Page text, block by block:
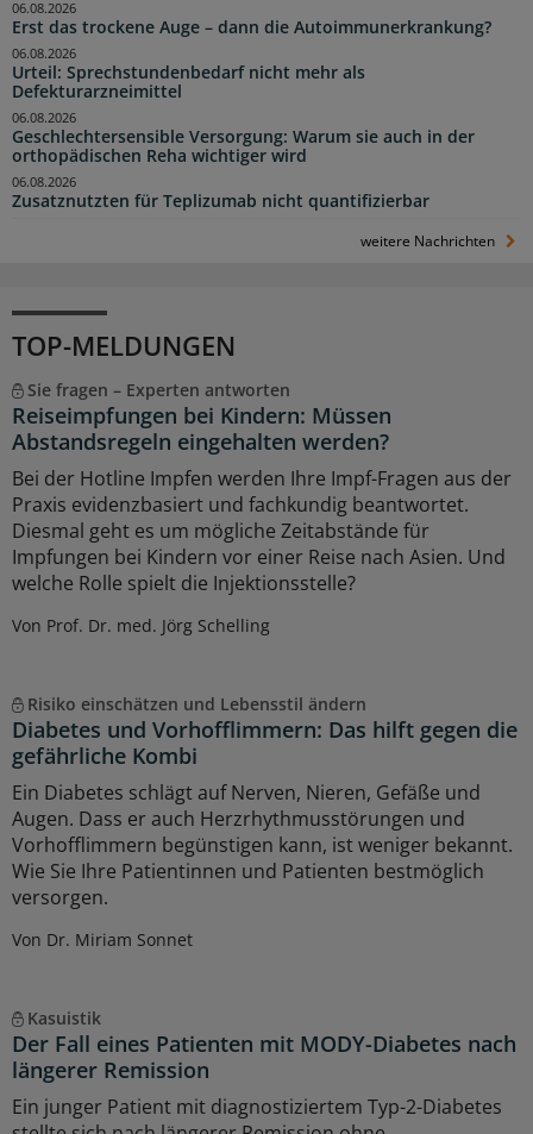
Erst das trockene Auge – dann die Autoimmunerkrankung?
06.08.2026
Urteil: Sprechstundenbedarf nicht mehr als
Defekturarzneimittel
06.08.2026
Geschlechtersensible Versorgung: Warum sie auch in der
orthopädischen Reha wichtiger wird
06.08.2026
Zusatznutzten für Teplizumab nicht quantifizierbar
06.08.2026
weitere Nachrichten
TOP-MELDUNGEN
Sie fragen – Experten antworten
Reiseimpfungen bei Kindern: Müssen
Abstandsregeln eingehalten werden?
Bei der Hotline Impfen werden Ihre Impf-Fragen aus der
Praxis evidenzbasiert und fachkundig beantwortet.
Diesmal geht es um mögliche Zeitabstände für
Impfungen bei Kindern vor einer Reise nach Asien. Und
welche Rolle spielt die Injektionsstelle?
Von Prof. Dr. med. Jörg Schelling
Risiko einschätzen und Lebensstil ändern
Diabetes und Vorhofflimmern: Das hilft gegen die
gefährliche Kombi
Ein Diabetes schlägt auf Nerven, Nieren, Gefäße und
Augen. Dass er auch Herzrhythmusstörungen und
Vorhofflimmern begünstigen kann, ist weniger bekannt.
Wie Sie Ihre Patientinnen und Patienten bestmöglich
versorgen.
Von Dr. Miriam Sonnet
Kasuistik
Der Fall eines Patienten mit MODY-Diabetes nach
längerer Remission
Ein junger Patient mit diagnostiziertem Typ-2-Diabetes